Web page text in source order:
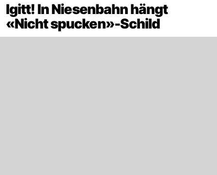
Igitt! In Niesenbahn hängt
«Nicht spucken»-Schild